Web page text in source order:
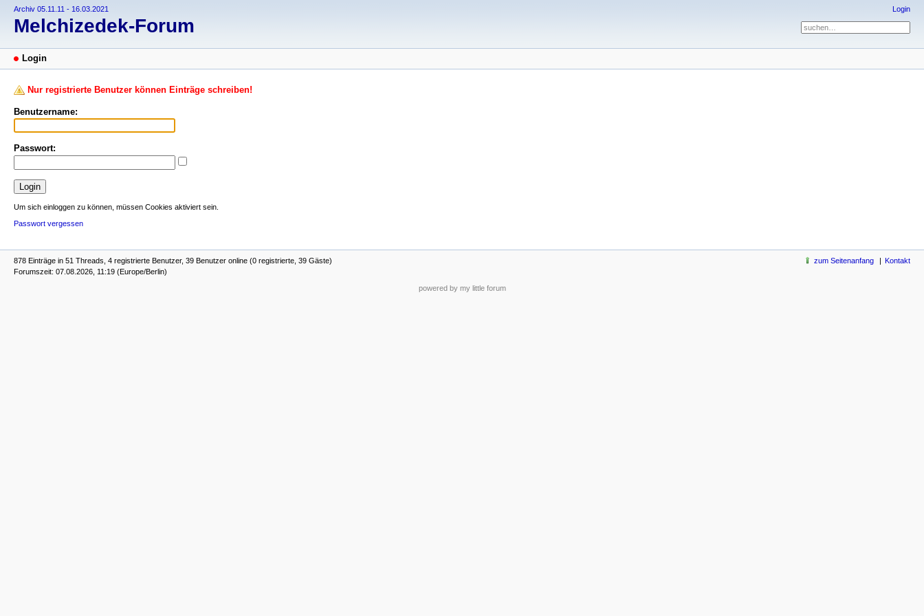
Archiv 05.11.11 - 16.03.2021
Melchizedek-Forum
Login
Login
Nur registrierte Benutzer können Einträge schreiben!
Benutzername:
Passwort:
Um sich einloggen zu können, müssen Cookies aktiviert sein.
Passwort vergessen
878 Einträge in 51 Threads, 4 registrierte Benutzer, 39 Benutzer online (0 registrierte, 39 Gäste)
Forumszeit: 07.08.2026, 11:19 (Europe/Berlin)
zum Seitenanfang Kontakt
powered by my little forum